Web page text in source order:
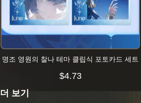
명조 영원의 찰나 테마 클립식 포토카드 세트
$4.73
더 보기